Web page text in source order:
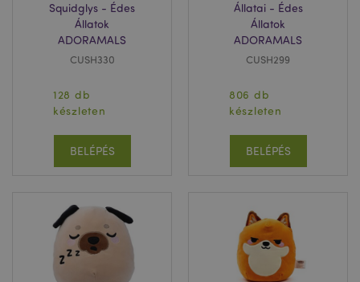
Squidglys - Édes
Állatok
ADORAMALS
CUSH330
128 db
készleten
BELÉPÉS
Állatai - Édes
Állatok
ADORAMALS
CUSH299
806 db
készleten
BELÉPÉS